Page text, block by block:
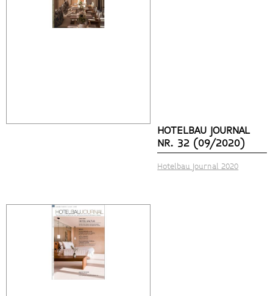
HOTELBAU JOURNAL
NR. 32 (09/2020)
Hotelbau Journal 2020